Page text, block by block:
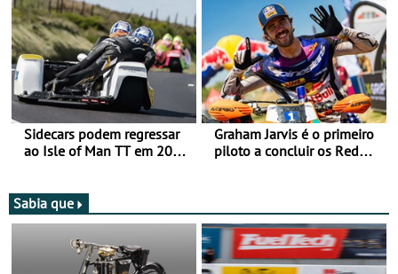
Categorias Adventure -
Vitória na Ultimate, Core e
Lite
Sidecars podem regressar
ao Isle of Man TT em 2027
Graham Jarvis é o primeiro
piloto a concluir os Red
Sabia que